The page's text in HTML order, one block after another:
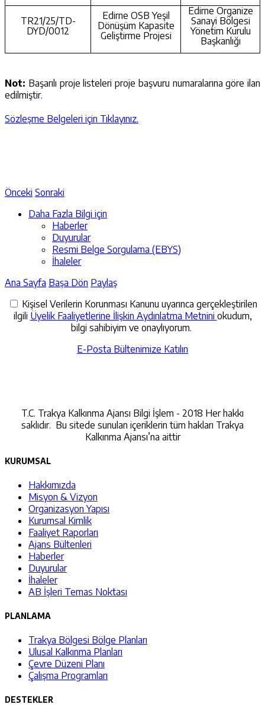
TR21/25/TD-
DYD/0012
Edirne OSB Yeşil
Dönüşüm Kapasite
Geliştirme Projesi
Edirne Organize
Sanayi Bölgesi
Yönetim Kurulu
Başkanlığı
Not: Başarılı proje listeleri proje başvuru numaralarına göre ilan
edilmiştir.
Sözleşme Belgeleri için Tıklayınız.
Önceki Sonraki
Daha Fazla Bilgi için
Haberler
Duyurular
Resmi Belge Sorgulama (EBYS)
İhaleler
Ana Sayfa Başa Dön Paylaş
Kişisel Verilerin Korunması Kanunu uyarınca gerçekleştirilen
ilgili Üyelik Faaliyetlerine İlişkin Aydınlatma Metnini okudum,
bilgi sahibiyim ve onaylıyorum.
E-Posta Bültenimize Katılın
T.C. Trakya Kalkınma Ajansı Bilgi İşlem - 2018 Her hakkı
saklıdır. Bu sitede sunulan içeriklerin tüm hakları Trakya
Kalkınma Ajansı’na aittir
KURUMSAL
Hakkımızda
Misyon & Vizyon
Organizasyon Yapısı
Kurumsal Kimlik
Faaliyet Raporları
Ajans Bültenleri
Haberler
Duyurular
İhaleler
AB İşleri Temas Noktası
PLANLAMA
Trakya Bölgesi Bölge Planları
Ulusal Kalkınma Planları
Çevre Düzeni Planı
Çalışma Programları
DESTEKLER